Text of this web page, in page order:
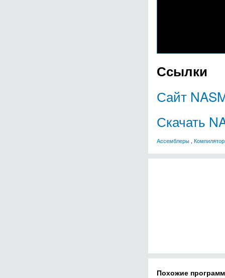
Ссылки
Сайт
Скачать
Ассемблеры ,
Похожие